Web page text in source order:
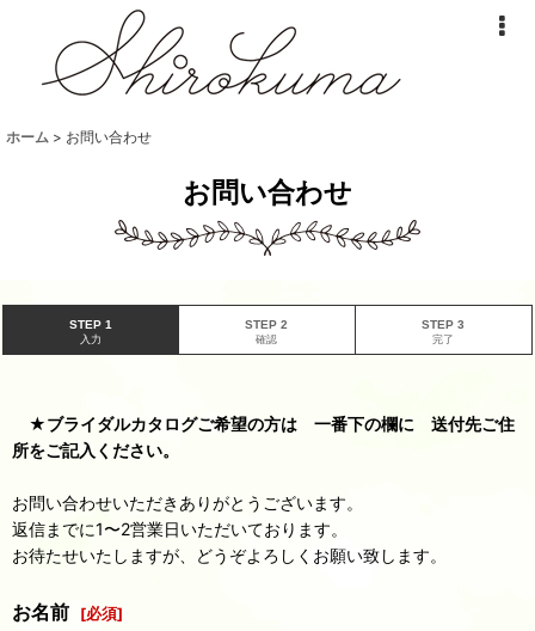
ホーム > お問い合わせ
お問い合わせ
STEP 1
入力
STEP 2
確認
STEP 3
完了
★ブライダルカタログご希望の方は 一番下の欄に 送付先ご住
所をご記入ください。
お問い合わせいただきありがとうございます。
返信までに1〜2営業日いただいております。
お待たせいたしますが、どうぞよろしくお願い致します。
お名前 [必須]